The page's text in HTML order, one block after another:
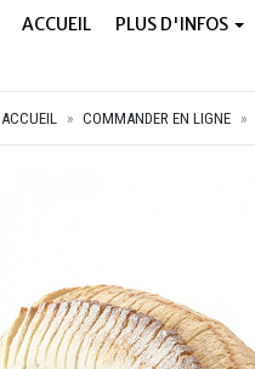
ACCUEIL PLUS D'INFOS
ACCUEIL COMMANDER EN LIGNE